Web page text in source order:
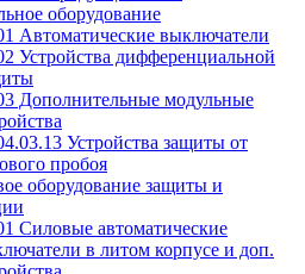
оборудование
Автоматические выключатели
Устройства дифференциальной
Дополнительные модульные
Устройства защиты от
пробоя
оборудование защиты и
Силовые автоматические
в литом корпусе и доп.